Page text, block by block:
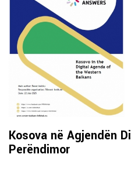
Kosova në Agjendën
Perëndimor